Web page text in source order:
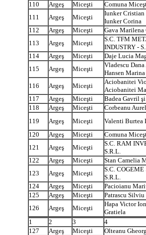
110
Argeş Miceşti
Comuna
111
Argeş Miceşti
Iunker Cristian
Iunker Corina
112
Argeş Miceşti
Gava Marilena
113
Argeş Miceşti
S.C. TFM
INDUSTRY -
114
Argeş Miceşti
Daje Lucia
115
Argeş Miceşti
Vladescu
Hansen
116
Argeş Miceşti
Aciobanitei
Aciobanitei
117
Argeş Miceşti
Badea Gavril
118
Argeş Miceşti
Corbeanu
119
Argeş Miceşti
Valenti Burtea
120
Argeş Miceşti
Comuna
121
Argeş Miceşti
S.C. RAM
S.R.L.
122
Argeş Miceşti
Stan Camelia
123
Argeş Miceşti
S.C. COGEME
S.R.L.
124
Argeş Miceşti
Pacioianu
125
Argeş Miceşti
Patrascu Silviu
126
Argeş Miceşti
Hapa Victor
Gratiela
1
2 3
4
127
Argeş Miceşti
Olteanu